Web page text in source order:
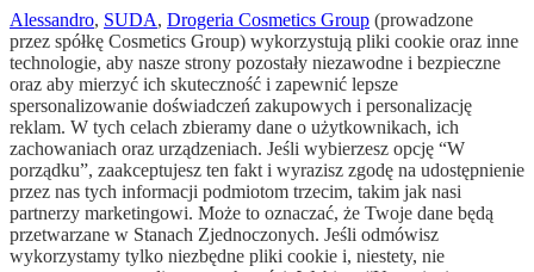
Alessandro, SUDA, Drogeria Cosmetics Group (prowadzone
przez spółkę Cosmetics Group) wykorzystują pliki cookie oraz inne
technologie, aby nasze strony pozostały niezawodne i bezpieczne
oraz aby mierzyć ich skuteczność i zapewnić lepsze
spersonalizowanie doświadczeń zakupowych i personalizację
reklam. W tych celach zbieramy dane o użytkownikach, ich
zachowaniach oraz urządzeniach. Jeśli wybierzesz opcję “W
porządku”, zaakceptujesz ten fakt i wyrazisz zgodę na udostępnienie
przez nas tych informacji podmiotom trzecim, takim jak nasi
partnerzy marketingowi. Może to oznaczać, że Twoje dane będą
przetwarzane w Stanach Zjednoczonych. Jeśli odmówisz
wykorzystamy tylko niezbędne pliki cookie i, niestety, nie